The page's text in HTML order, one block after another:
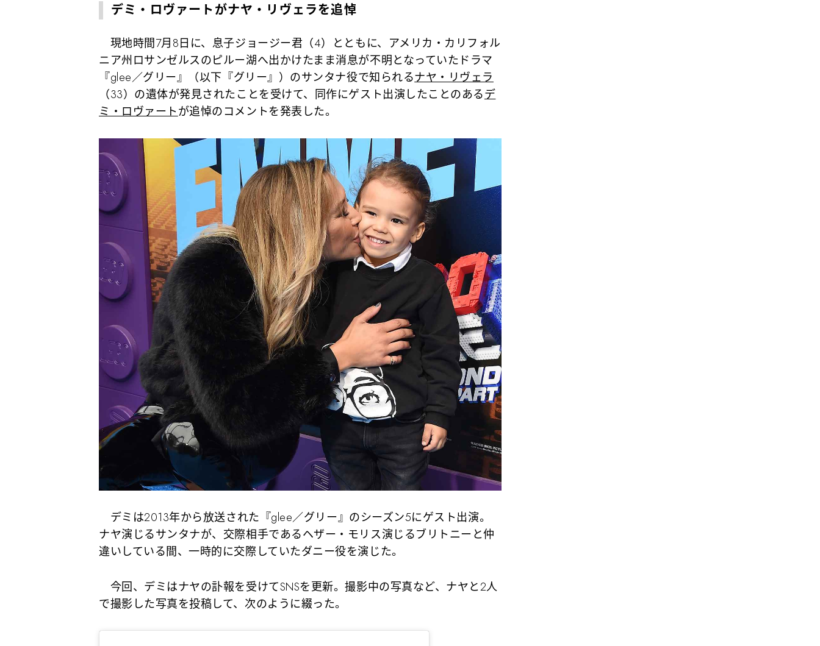
デミ・ロヴァートがナヤ・リヴェラを追悼
現地時間7月8日に、息子ジョージー君（4）とともに、アメリカ・カリフォル
ニア州ロサンゼルスのピルー湖へ出かけたまま消息が不明となっていたドラマ
『glee／グリー』（以下『グリー』）のサンタナ役で知られるナヤ・リヴェラ
（33）の遺体が発見されたことを受けて、同作にゲスト出演したことのあるデ
ミ・ロヴァートが追悼のコメントを発表した。
デミは2013年から放送された『glee／グリー』のシーズン5にゲスト出演。
ナヤ演じるサンタナが、交際相手であるヘザー・モリス演じるブリトニーと仲
違いしている間、一時的に交際していたダニー役を演じた。
今回、デミはナヤの訃報を受けてSNSを更新。撮影中の写真など、ナヤと2人
で撮影した写真を投稿して、次のように綴った。